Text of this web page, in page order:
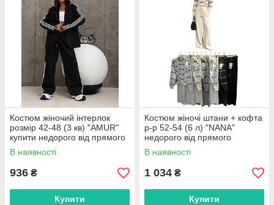
Костюм жіночий інтерлок
розмір 42-48 (3 кв) "AMUR"
купити недорого від прямого
постачальника
В наявності
936 ₴
Купити
Костюм жіночі штани + кофта
р-р 52-54 (6 л) "NANA"
недорого від прямого
постачальника
В наявності
1 034 ₴
Купити